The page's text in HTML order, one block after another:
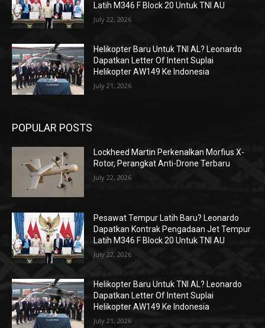
Latih M346 F Block 20 Untuk TNI AU
July 22, 2026
Helikopter Baru Untuk TNI AL? Leonardo
Dapatkan Letter Of Intent Suplai
Helikopter AW149 Ke Indonesia
July 21, 2026
POPULAR POSTS
Lockheed Martin Perkenalkan Morfius X-
Rotor, Perangkat Anti-Drone Terbaru
July 22, 2026
Pesawat Tempur Latih Baru? Leonardo
Dapatkan Kontrak Pengadaan Jet Tempur
Latih M346 F Block 20 Untuk TNI AU
July 22, 2026
Helikopter Baru Untuk TNI AL? Leonardo
Dapatkan Letter Of Intent Suplai
Helikopter AW149 Ke Indonesia
July 21, 2026